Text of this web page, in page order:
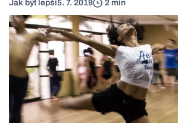
Jak být lepší5. 7. 2019 2 min